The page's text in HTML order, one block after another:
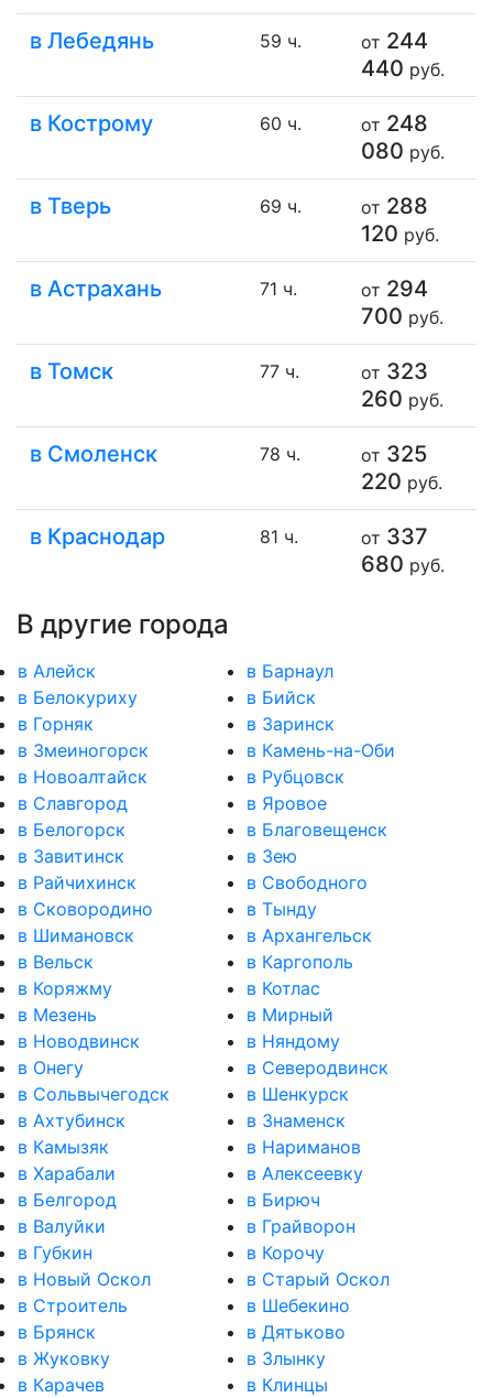
в Лебедянь 59 ч. от 244
440 руб.
в Кострому 60 ч. от 248
080 руб.
в Тверь 69 ч. от 288
120 руб.
в Астрахань 71 ч. от 294
700 руб.
в Томск 77 ч. от 323
260 руб.
в Смоленск 78 ч. от 325
220 руб.
в Краснодар 81 ч. от 337
680 руб.
В другие города
в Алейск
в Барнаул
в Белокуриху
в Бийск
в Горняк
в Заринск
в Змеиногорск
в Камень-на-Оби
в Новоалтайск
в Рубцовск
в Славгород
в Яровое
в Белогорск
в Благовещенск
в Завитинск
в Зею
в Райчихинск
в Свободного
в Сковородино
в Тынду
в Шимановск
в Архангельск
в Вельск
в Каргополь
в Коряжму
в Котлас
в Мезень
в Мирный
в Новодвинск
в Няндому
в Онегу
в Северодвинск
в Сольвычегодск
в Шенкурск
в Ахтубинск
в Знаменск
в Камызяк
в Нариманов
в Харабали
в Алексеевку
в Белгород
в Бирюч
в Валуйки
в Грайворон
в Губкин
в Корочу
в Новый Оскол
в Старый Оскол
в Строитель
в Шебекино
в Брянск
в Дятьково
в Жуковку
в Злынку
в Карачев
в Клинцы